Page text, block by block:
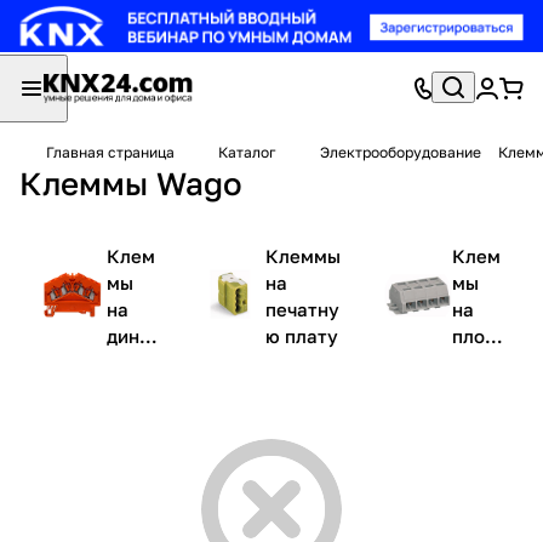
Главная страница Каталог Электрооборудование
Клеммы Wago
Клем
мы
на
дин-
Клеммы
на
печатну
ю плату
Клем
мы
на
плос